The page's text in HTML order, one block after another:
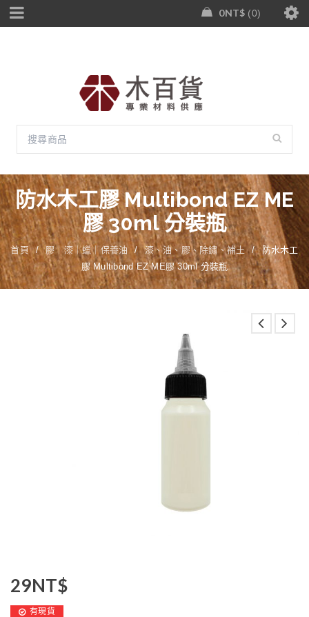
0NT$ 0
防水木工膠 Multibond EZ ME
膠 30ml 分裝瓶
首頁 / 膠｜漆｜蠟｜保養油 / 漆、油、膠、除鏽、補土 /
防水木工
膠 Multibond EZ ME膠 30ml 分裝瓶
29NT$
有現貨